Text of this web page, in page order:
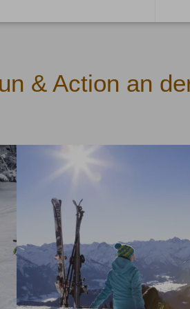
& Action an